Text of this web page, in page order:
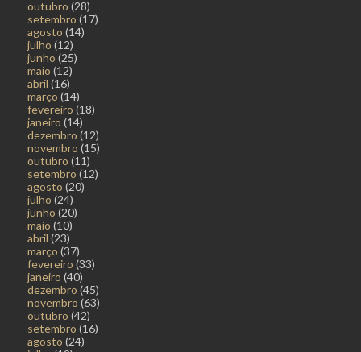
outubro (28)
setembro (17)
agosto (14)
julho (12)
junho (25)
maio (12)
abril (16)
março (14)
fevereiro (18)
janeiro (14)
dezembro (12)
novembro (15)
outubro (11)
setembro (12)
agosto (20)
julho (24)
junho (20)
maio (10)
abril (23)
março (37)
fevereiro (33)
janeiro (40)
dezembro (45)
novembro (63)
outubro (42)
setembro (16)
agosto (24)